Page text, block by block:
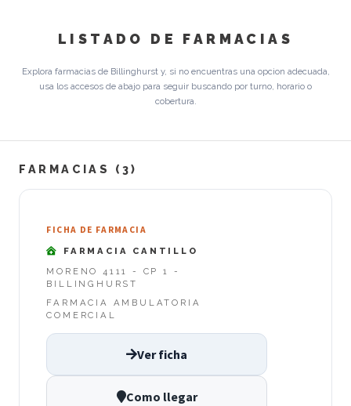
LISTADO DE FARMACIAS
Explora farmacias de Billinghurst y, si no encuentras una opcion adecuada,
usa los accesos de abajo para seguir buscando por turno, horario o
cobertura.
FARMACIAS (3)
FICHA DE FARMACIA
FARMACIA CANTILLO
MORENO 4111 - CP 1 -
BILLINGHURST
FARMACIA AMBULATORIA
COMERCIAL
Ver ficha
Como llegar